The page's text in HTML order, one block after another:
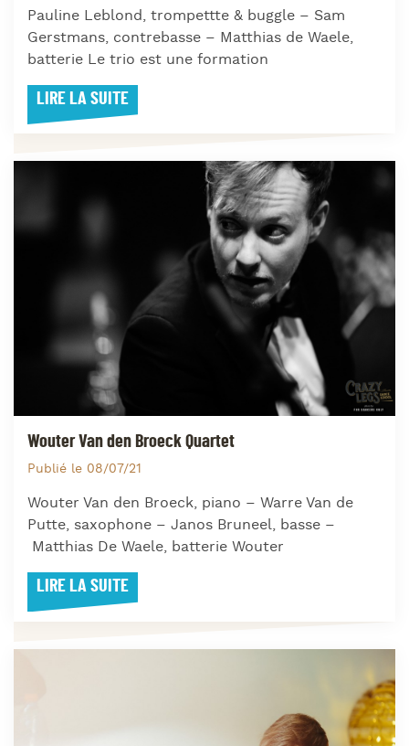
Pauline Leblond, trompettte & buggle – Sam
Gerstmans, contrebasse – Matthias de Waele,
batterie Le trio est une formation
LIRE LA SUITE
Wouter Van den Broeck Quartet
Publié le 08/07/21
Wouter Van den Broeck, piano – Warre Van de
Putte, saxophone – Janos Bruneel, basse –
Matthias De Waele, batterie Wouter
LIRE LA SUITE